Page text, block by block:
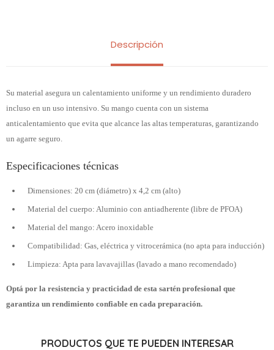
Descripción
Su material asegura un calentamiento uniforme y un rendimiento duradero
incluso en un uso intensivo. Su mango cuenta con un sistema
anticalentamiento que evita que alcance las altas temperaturas, garantizando
un agarre seguro.
Especificaciones técnicas
Dimensiones: 20 cm (diámetro) x 4,2 cm (alto)
Material del cuerpo: Aluminio con antiadherente (libre de PFOA)
Material del mango: Acero inoxidable
Compatibilidad: Gas, eléctrica y vitrocerámica (no apta para inducción)
Limpieza: Apta para lavavajillas (lavado a mano recomendado)
Optá por la resistencia y practicidad de esta sartén profesional que
garantiza un rendimiento confiable en cada preparación.
PRODUCTOS QUE TE PUEDEN INTERESAR